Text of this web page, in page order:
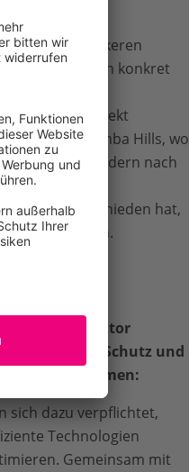
von der stärkeren
aber auch konkret
die im Projekt
in Shimba Hills, wo
nach
dazu entschieden hat,
aufzubauen.
und Privatsektor
für den Schutz und
Ökosystemen:
sich dazu verpflichtet,
Technologien
Gemeinsam mit